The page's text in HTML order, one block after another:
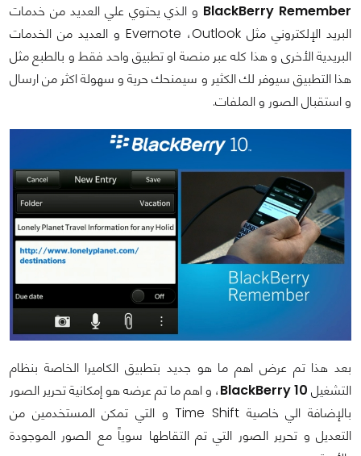
BlackBerry Remember و الذي يحتوي علي العديد من خدمات
البريد الإلكتروني مثل Outlook، Evernote و العديد من الخدمات
البريدية الأخرى و هذا كله عبر منصة او تطبيق واحد فقط و بالطبع مثل
هذا التطبيق سيوفر لك الكثير و سيمنحك حرية و سهولة اكثر من ارسال
و استقبال الصور و الملفات.
بعد هذا تم عرض اهم ما هو جديد بتطبيق الكاميرا الخاصة بنظام
التشغيل BlackBerry 10، و اهم ما تم عرضه هو إمكانية تحرير الصور
بالإضافة الي خاصية Time Shiftو التي تمكن المستخدمين من
التعديل و تحرير الصور التي تم التقاطها سوياً مع الصور الموجودة